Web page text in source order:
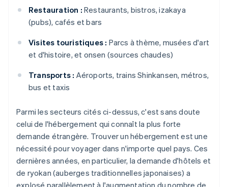
Restauration : Restaurants, bistros, izakaya
(pubs), cafés et bars
Visites touristiques : Parcs à thème, musées d'art
et d'histoire, et onsen (sources chaudes)
Transports : Aéroports, trains Shinkansen, métros,
bus et taxis
Parmi les secteurs cités ci-dessus, c'est sans doute
celui de l'hébergement qui connaît la plus forte
demande étrangère. Trouver un hébergement est une
nécessité pour voyager dans n'importe quel pays. Ces
dernières années, en particulier, la demande d'hôtels et
de ryokan (auberges traditionnelles japonaises) a